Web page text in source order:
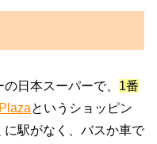
日本スーパーで、 1番
というショッピン
駅がなく、バスか車で